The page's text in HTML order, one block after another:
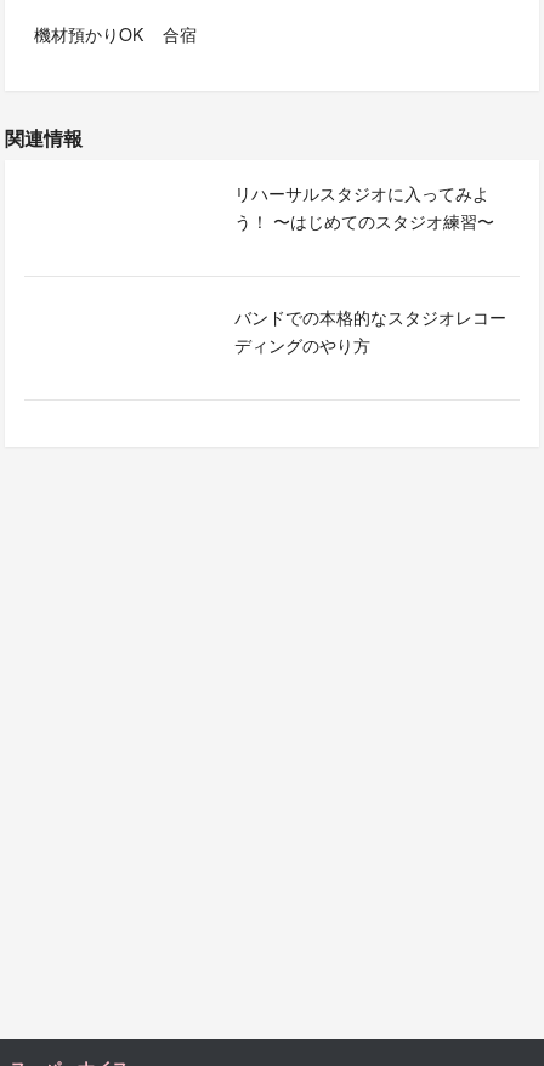
機材預かりOK
合宿
関連情報
リハーサルスタジオに入ってみよ
う！ 〜はじめてのスタジオ練習〜
バンドでの本格的なスタジオレコー
ディングのやり方